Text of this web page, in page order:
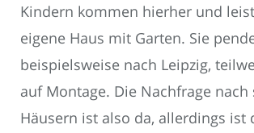
Kindern kommen hierher und
eigene Haus mit Garten. Sie
beispielsweise nach Leipzig,
auf Montage. Die Nachfrage nach
Häusern ist also da, allerdings ist